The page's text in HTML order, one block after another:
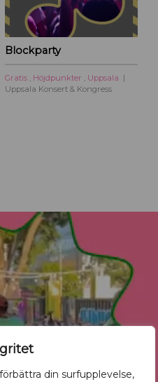
din surfupplevelse,
Blockparty
Gratis , Höjdpunkter , Uppsala
Uppsala Konsert & Kongress